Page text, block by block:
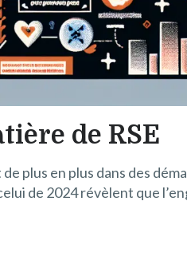
de RSE
plus en plus dans des
de 2024 révèlent que